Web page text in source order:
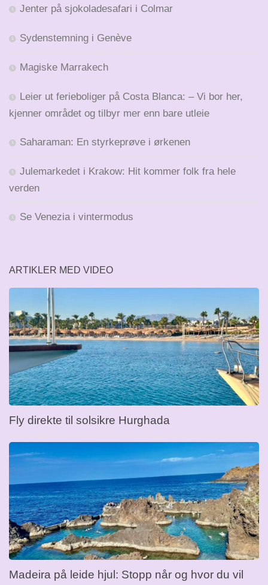
Jenter på sjokoladesafari i Colmar
Sydenstemning i Genève
Magiske Marrakech
Leier ut ferieboliger på Costa Blanca: – Vi bor her,
kjenner området og tilbyr mer enn bare utleie
Saharaman: En styrkeprøve i ørkenen
Julemarkedet i Krakow: Hit kommer folk fra hele
verden
Se Venezia i vintermodus
ARTIKLER MED VIDEO
Fly direkte til solsikre Hurghada
Madeira på leide hjul: Stopp når og hvor du vil